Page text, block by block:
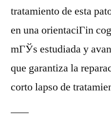
tratamiento de esta
en una orientaciГіn
mГЎs estudiada y
que garantiza la
corto lapso de